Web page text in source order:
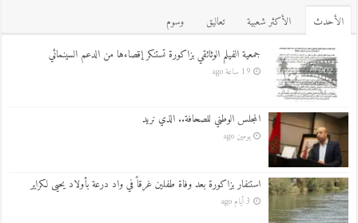
اﻷحدث اﻷكثر شعبية تعاليق
وسوم
جمعية الفيلم الوثائقي بزاكورة تستنكر إقصاءها من الدعم السينمائي
19 ساعة ago
المجلس الوطني للصحافة.. الذي نريد
يومين ago
استنفار بزاكورة بعد وفاة طفلين غرقاً في واد درعة بأولاد يحيى لكراير
3 أيام ago